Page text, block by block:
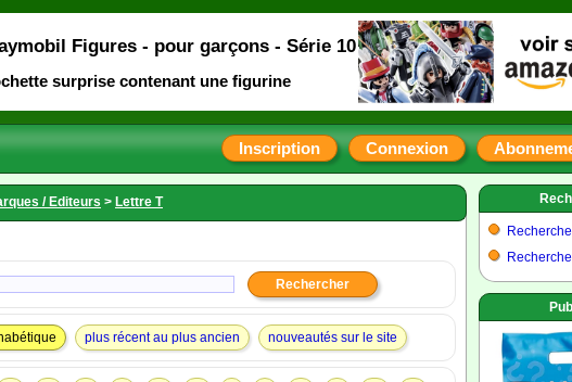
Inscription Connexion
/ Editeurs > Lettre T
plus récent au plus ancien nouveautés sur le site
Figures - pour garçons - Série 10
surprise contenant une figurine